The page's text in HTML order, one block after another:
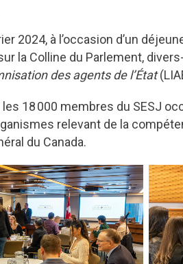
2024, à l’occasion d’un
la Colline du Parlement,
des agents de l’État
les 18 000 membres du SESJ
relevant de la
du Canada.